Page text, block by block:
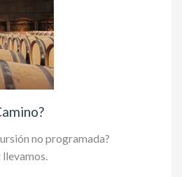
no programada?